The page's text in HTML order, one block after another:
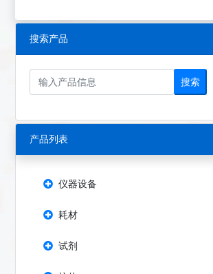
搜索产品
搜索
产品列表
仪器设备
耗材
试剂